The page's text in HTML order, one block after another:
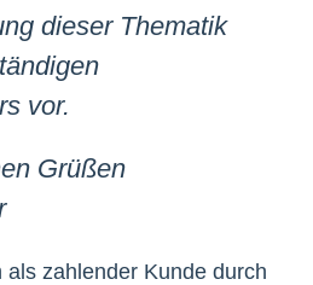
dieser Thematik
vor.
Grüßen
als zahlender Kunde durch